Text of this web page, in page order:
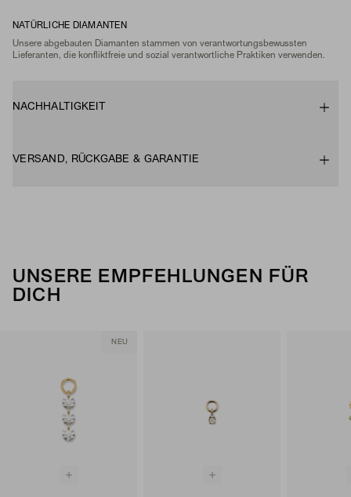
NATÜRLICHE DIAMANTEN
Unsere abgebauten Diamanten stammen von verantwortungsbewussten
Lieferanten, die konfliktfreie und sozial verantwortliche Praktiken verwenden.
NACHHALTIGKEIT
VERSAND, RÜCKGABE & GARANTIE
UNSERE EMPFEHLUNGEN FÜR
DICH
NEU